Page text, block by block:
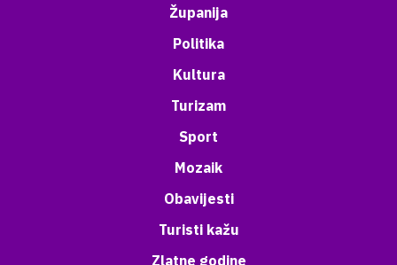
Županija
Politika
Kultura
Turizam
Sport
Mozaik
Obavijesti
Turisti kažu
Zlatne godine